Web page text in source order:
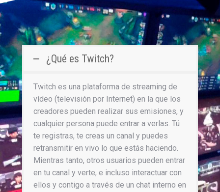
¿Qué es Twitch?
Twitch es una plataforma de streaming de
vídeo (televisión por Internet) en la que los
creadores pueden realizar sus emisiones, y
cualquier persona puede entrar a verlas. Tú
te registras, te creas un canal y puedes
retransmitir en vivo lo que estás haciendo.
Mientras tanto, otros usuarios pueden entrar
en tu canal y verte, e incluso interactuar con
ellos y contigo a través de un chat interno en